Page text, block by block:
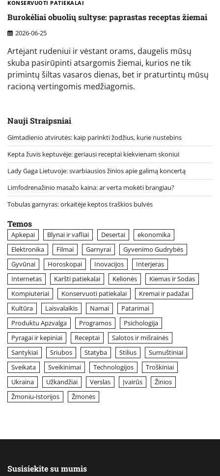
KONSERVUOTI PATIEKALAI
Burokėliai obuolių sultyse: paprastas receptas žiemai
2026-06-25
Artėjant rudeniui ir vėstant orams, daugelis mūsų
skuba pasirūpinti atsargomis žiemai, kurios ne tik
primintų šiltas vasaros dienas, bet ir praturtintų mūsų
racioną vertingomis medžiagomis.
Nauji Straipsniai
Gimtadienio atvirutės: kaip parinkti žodžius, kurie nustebins
Kepta žuvis keptuvėje: geriausi receptai kiekvienam skoniui
Lady Gaga Lietuvoje: svarbiausios žinios apie galimą koncertą
Limfodrenažinio masažo kaina: ar verta mokėti brangiau?
Tobulas garnyras: orkaitėje keptos traškios bulvės
Temos
Apkepai Blynai ir vafliai Desertai
ekonomika
Elektronika
Filmai Garnyrai
Gyvenimo Gudrybės
Gyvūnai
Horoskopai Inovacijos
Interjeras
Internetas
Karšti patiekalai Kelionės
Kiemas ir Sodas
Kompiuteriai
Konservuoti patiekalai
Kremai ir padažai
Kultūra
Laisvalaikis Namai
Patarimai
Produktu Apzvalga
Programos
Psichologija
Pyragai ir kepiniai
Receptai
Salotos ir mišrainės
Santykiai
Sriubos Statyba Stilius
Sumuštiniai
Sveikata
Sveikinimai Technologijos
Troškiniai
Ukraina
Užkandžiai Verslas Įvairūs
Žinios
Žmoniu-Istorijos
Žmonės
Susisiekite su mumis